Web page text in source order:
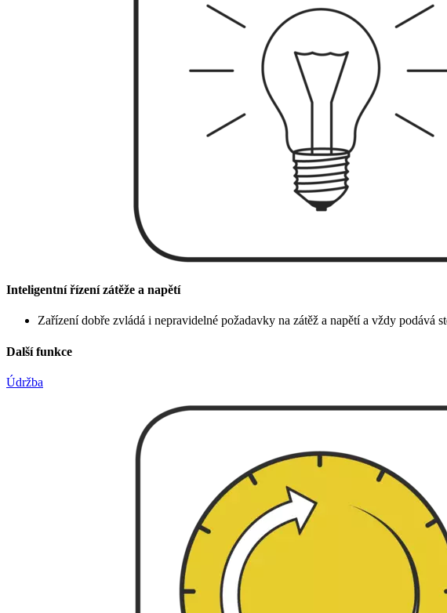
Inteligentní řízení zátěže a napětí
Zařízení dobře zvládá i nepravidelné požadavky na zátěž a napětí a vždy podává
Další funkce
Údržba